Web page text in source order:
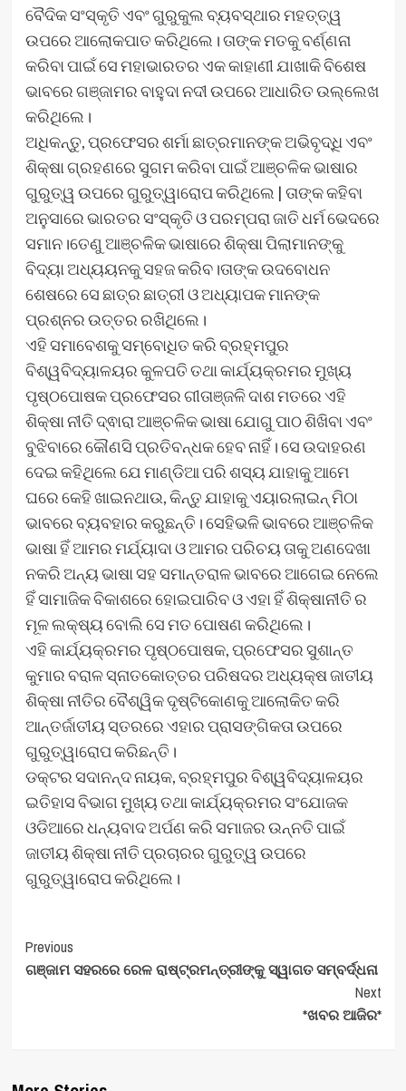
ବୈଦିକ ସଂସ୍କୃତି ଏବଂ ଗୁରୁକୁଲ ବ୍ୟବସ୍ଥାର ମହତ୍ତ୍ୱ
ଉପରେ ଆଲୋକପାତ କରିଥିଲେ। ତାଙ୍କ ମତକୁ ବର୍ଣ୍ଣନା
କରିବା ପାଇଁ ସେ ମହାଭାରତର ଏକ କାହାଣୀ ଯାଖାକି ବିଶେଷ
ଭାବରେ ଗଞ୍ଜାମର ବାହୁଦା ନଦୀ ଉପରେ ଆଧାରିତ ଉଲ୍ଲେଖ
କରିଥିଲେ।
ଅଧିକନ୍ତୁ, ପ୍ରଫେସର ଶର୍ମା ଛାତ୍ରମାନଙ୍କ ଅଭିବୃଦ୍ଧି ଏବଂ
ଶିକ୍ଷା ଗ୍ରହଣରେ ସୁଗମ କରିବା ପାଇଁ ଆଞ୍ଚଳିକ ଭାଷାର
ଗୁରୁତ୍ୱ ଉପରେ ଗୁରୁତ୍ୱାରୋପ କରିଥିଲେ | ତାଙ୍କ କହିବା
ଅନୁସାରେ ଭାରତର ସଂସ୍କୃତି ଓ ପରମ୍ପରା ଜାତି ଧର୍ମ ଭେଦରେ
ସମାନ।ତେଣୁ ଆଞ୍ଚଳିକ ଭାଷାରେ ଶିକ୍ଷା ପିଲାମାନଙ୍କୁ
ବିଦ୍ୟା ଅଧ୍ୟୟନକୁ ସହଜ କରିବ।ତାଙ୍କ ଉଦବୋଧନ
ଶେଷରେ ସେ ଛାତ୍ର ଛାତ୍ରୀ ଓ ଅଧ୍ୟାପକ ମାନଙ୍କ
ପ୍ରଶ୍ନର ଉତ୍ତର ରଖିଥିଲେ।
ଏହି ସମାବେଶକୁ ସମ୍ବୋଧିତ କରି ବ୍ରହ୍ମପୁର
ବିଶ୍ୱବିଦ୍ୟାଳୟର କୁଳପତି ତଥା କାର୍ଯ୍ୟକ୍ରମର ମୁଖ୍ୟ
ପୃଷ୍ଠପୋଷକ ପ୍ରଫେସର ଗୀତାଞ୍ଜଳି ଦାଶ ମତରେ ଏହି
ଶିକ୍ଷା ନୀତି ଦ୍ଵାରା ଆଞ୍ଚଳିକ ଭାଷା ଯୋଗୁ ପାଠ ଶିଖିବା ଏବଂ
ବୁଝିବାରେ କୌଣସି ପ୍ରତିବନ୍ଧକ ହେବ ନାହିଁ। ସେ ଉଦାହରଣ
ଦେଇ କହିଥିଲେ ଯେ ମାଣ୍ଡିଆ ପରି ଶସ୍ୟ ଯାହାକୁ ଆମେ
ଘରେ କେହି ଖାଇନଥାଉ, କିନ୍ତୁ ଯାହାକୁ ଏୟାରଲାଇନ୍ ମିଠା
ଭାବରେ ବ୍ୟବହାର କରୁଛନ୍ତି। ସେହିଭଳି ଭାବରେ ଆଞ୍ଚଳିକ
ଭାଷା ହିଁ ଆମର ମର୍ଯ୍ୟାଦା ଓ ଆମର ପରିଚୟ ତାକୁ ଅଣଦେଖା
ନକରି ଅନ୍ୟ ଭାଷା ସହ ସମାନ୍ତରାଳ ଭାବରେ ଆଗେଇ ନେଲେ
ହିଁ ସାମାଜିକ ବିକାଶରେ ହୋଇପାରିବ ଓ ଏହା ହିଁ ଶିକ୍ଷାନୀତି ର
ମୂଳ ଲକ୍ଷ୍ୟ ବୋଲି ସେ ମତ ପୋଷଣ କରିଥିଲେ।
ଏହି କାର୍ଯ୍ୟକ୍ରମର ପୃଷ୍ଠପୋଷକ, ପ୍ରଫେସର ସୁଶାନ୍ତ
କୁମାର ବରାଳ ସ୍ନାତକୋତ୍ତର ପରିଷଦର ଅଧ୍ୟକ୍ଷ ଜାତୀୟ
ଶିକ୍ଷା ନୀତିର ବୈଶ୍ୱିକ ଦୃଷ୍ଟିକୋଣକୁ ଆଲୋକିତ କରି
ଆନ୍ତର୍ଜାତୀୟ ସ୍ତରରେ ଏହାର ପ୍ରାସଙ୍ଗିକତା ଉପରେ
ଗୁରୁତ୍ୱାରୋପ କରିଛନ୍ତି।
ଡକ୍ଟର ସଦାନନ୍ଦ ନାୟକ, ବ୍ରହ୍ମପୁର ବିଶ୍ୱବିଦ୍ୟାଳୟର
ଇତିହାସ ବିଭାଗ ମୁଖ୍ୟ ତଥା କାର୍ଯ୍ୟକ୍ରମର ସଂଯୋଜକ
ଓଡିଆରେ ଧନ୍ୟବାଦ ଅର୍ପଣ କରି ସମାଜର ଉନ୍ନତି ପାଇଁ
ଜାତୀୟ ଶିକ୍ଷା ନୀତି ପ୍ରଚାରର ଗୁରୁତ୍ୱ ଉପରେ
ଗୁରୁତ୍ୱାରୋପ କରିଥିଲେ।
Post
Navigation
Previous
ଗଞ୍ଜାମ ସହରରେ ରେଳ ରାଷ୍ଟ୍ରମନ୍ତ୍ରୀଙ୍କୁ ସ୍ୱାଗତ ସମ୍ବର୍ଦ୍ଧନା
Next
*ଖବର ଆଜିର*